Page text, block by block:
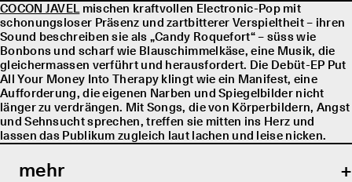
COCON JAVELmischen kraftvollen Electronic-Pop mit
schonungsloser Präsenz und zartbitterer Verspieltheit – ihren
Sound beschreiben sie als „Candy Roquefort“ – süss wie
Bonbons und scharf wie Blauschimmelkäse, eine Musik, die
gleichermassen verführt und herausfordert. Die Debüt-EP Put
All Your Money Into Therapy klingt wie ein Manifest, eine
Aufforderung, die eigenen Narben und Spiegelbilder nicht
länger zu verdrängen. Mit Songs, die von Körperbildern, Angst
und Sehnsucht sprechen, treffen sie mitten ins Herz und
lassen das Publikum zugleich laut lachen und leise nicken.
mehr